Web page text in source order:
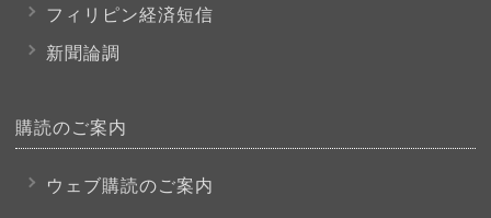
フィリピン経済短信
新聞論調
購読のご案内
ウェブ購読のご案内